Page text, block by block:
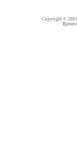
Copyright ©
Время